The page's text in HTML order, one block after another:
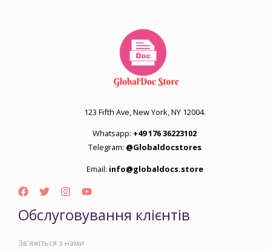
123 Fifth Ave, New York, NY 12004.
Whatsapp: +49 176 36223102
Telegram: @Globaldocstores
Email: info@globaldocs.store
Обслуговування клієнтів
Зв'яжіться з нами